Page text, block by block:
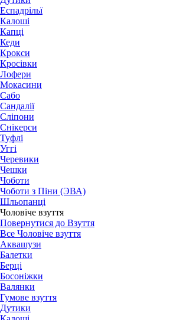
Еспадрільї
Калоші
Капці
Кеди
Крокси
Кросівки
Лофери
Мокасини
Сабо
Сандалії
Сліпони
Снікерси
Туфлі
Уггі
Черевики
Чешки
Чоботи
Чоботи з Піни (ЭВА)
Шльопанці
Чоловіче взуття
Повернутися до Взуття
Все Чоловіче взуття
Аквашузи
Балетки
Берці
Босоніжки
Валянки
Гумове взуття
Дутики